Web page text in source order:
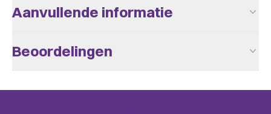
Aanvullende informatie
Beoordelingen